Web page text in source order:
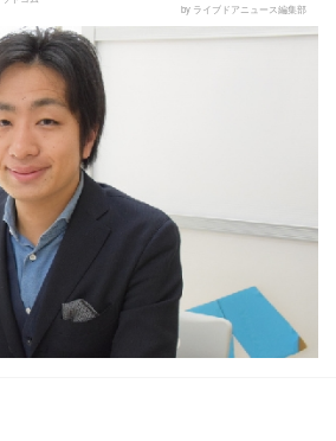
by ライブドアニュース編集部